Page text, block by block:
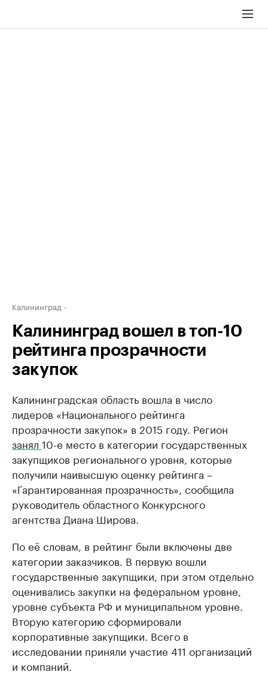
Калининград
Калининград вошел в топ-10
рейтинга прозрачности
закупок
Калининградская область вошла в число
лидеров «Национального рейтинга
прозрачности закупок» в 2015 году. Регион
занял 10-е место в категории государственных
закупщиков регионального уровня, которые
получили наивысшую оценку рейтинга –
«Гарантированная прозрачность», сообщила
руководитель областного Конкурсного
агентства Диана Широва.
По её словам, в рейтинг были включены две
категории заказчиков. В первую вошли
государственные закупщики, при этом отдельно
оценивались закупки на федеральном уровне,
уровне субъекта РФ и муниципальном уровне.
Вторую категорию сформировали
корпоративные закупщики. Всего в
исследовании приняли участие 411 организаций
и компаний.